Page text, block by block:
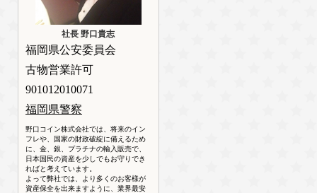
社長 野口貴志
福岡県公安委員会
古物営業許可
901012010071
福岡県警察
野口コイン株式会社では、将来のイン
フレや、国家の財政破綻に備えるため
に、金、銀、プラチナの輸入販売で、
日本国民の資産を少しでもお守りでき
ればと考えています。
よって弊社では、より多くのお客様が
資産保全を出来ますように、業界最安